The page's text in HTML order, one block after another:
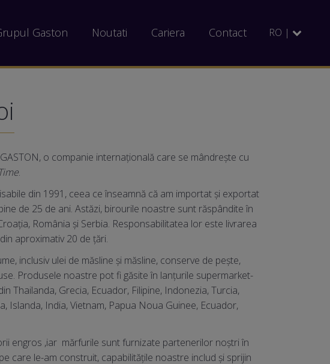
RO |
Gaston Noutati Cariera Contact
o companie internațională care se mândrește cu
.
din 1991, ceea ce înseamnă că am importat și exportat
de 25 de ani. Astăzi, birourile noastre sunt răspândite în
România și Serbia. Responsabilitatea lor este livrarea
aproximativ 20 de țări.
inclusiv ulei de măsline și măsline, conserve de pește,
Produsele noastre pot fi găsite în lanțurile supermarket-
Thailanda, Grecia, Ecuador, Filipine, Indonezia, Turcia,
Islanda, India, Vietnam, Papua Noua Guinee, Ecuador,
engros ,iar mărfurile sunt furnizate partenerilor noștri în
care le-am construit, capabilitățile noastre includ și sprijin